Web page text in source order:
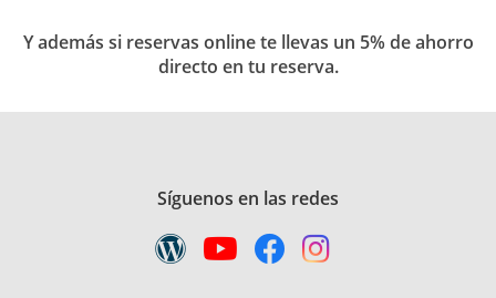
Y además si reservas online te llevas un 5% de ahorro
directo en tu reserva.
Síguenos en las redes